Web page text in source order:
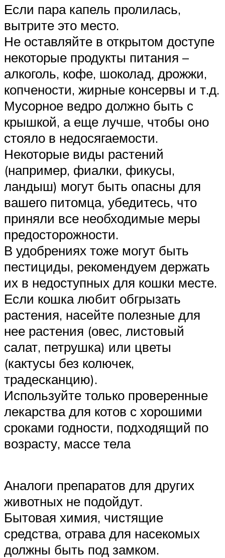
Если пара капель пролилась,
вытрите это место.
Не оставляйте в открытом доступе
некоторые продукты питания –
алкоголь, кофе, шоколад, дрожжи,
копчености, жирные консервы и т.д.
Мусорное ведро должно быть с
крышкой, а еще лучше, чтобы оно
стояло в недосягаемости.
Некоторые виды растений
(например, фиалки, фикусы,
ландыш) могут быть опасны для
вашего питомца, убедитесь, что
приняли все необходимые меры
предосторожности.
В удобрениях тоже могут быть
пестициды, рекомендуем держать
их в недоступных для кошки месте.
Если кошка любит обгрызать
растения, насейте полезные для
нее растения (овес, листовый
салат, петрушка) или цветы
(кактусы без колючек,
традесканцию).
Используйте только проверенные
лекарства для котов с хорошими
сроками годности, подходящий по
возрасту, массе тела
Аналоги препаратов для других
животных не подойдут.
Бытовая химия, чистящие
средства, отрава для насекомых
должны быть под замком.